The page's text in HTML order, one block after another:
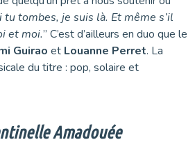
tu tombes, je suis là. Et même s’il
et moi.” C’est d’ailleurs en duo que le
Guirao et Louanne Perret. La
du titre : pop, solaire et
Amadouée